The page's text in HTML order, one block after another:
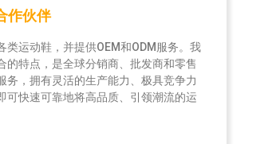
作伙伴
运动鞋，并提供OEM和ODM服务。我
特点，是全球分销商、批发商和零售
，拥有灵活的生产能力、极具竞争力
可快速可靠地将高品质、引领潮流的运
代美学与无与伦比的舒适度。我们丰富
帆布鞋等等。我们的时尚鞋履系列服务
消费者。我们引以为豪的是，我们能够
和市场需求量身定制我们的产品。我们
现出卓越的工艺和前沿的设计。
业和不同环境的特定需求。从雨靴到安
性和舒适性。
纤维，确保我们的鞋履在极端条件下也
硫化，保证了鞋面光滑无缝、经久耐